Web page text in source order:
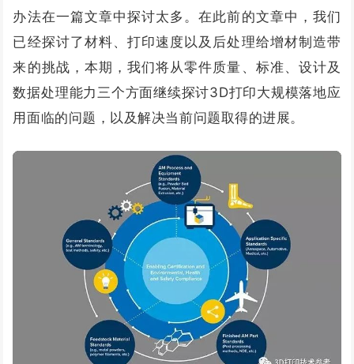
办法在一篇文章中探讨太多。在此前的文章中，我们
已经探讨了材料、打印速度以及后处理给增材制造带
来的挑战，本期，我们将从零件质量、标准、设计及
数据处理能力三个方面继续探讨3D打印大规模落地应
用面临的问题，以及解决当前问题取得的进展。